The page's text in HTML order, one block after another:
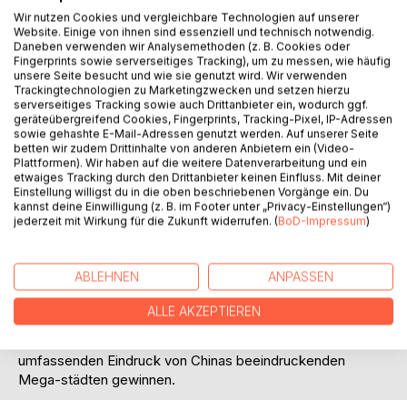
miteinander verbindet.
Während unserer zweiwöchigen Reise durch China werden
wir die faszinierenden Metropolen Shanghai, Nanjing und
Chongqing erkunden. Jede dieser Städte beeindruckt mit
ihrer einzigartigen Mischung aus jahrtausendealter
Geschichte, moderner Architektur und pulsierendem
Großstadtleben. In Shanghai erwarten uns spektakuläre
Wolkenkratzer, die berühmte Uferpromenade Bund und ein
internationales Flair. Nanjing begeistert mit bedeutenden
historischen Sehens-würdigkeiten, prächtigen Tempeln und
seiner wichtigen Rolle in der chinesischen Geschichte.
fasziniert durch ihre außergewöhnliche Lage inmitten von
Bergen, ihre beeindruckende Skyline und ihr lebendiges
Stadtleben. Während unseres Aufenthalts werden wir die
wichtigsten Sehenswürdigkeiten besichtigen, die Kultur und
umfassenden Eindruck von Chinas beeindruckenden
Mega-städten gewinnen.
Wir nutzen Cookies und vergleichbare Technologien auf unserer
Website. Einige von ihnen sind essenziell und technisch notwendig.
Daneben verwenden wir Analysemethoden (z. B. Cookies oder
Fingerprints sowie serverseitiges Tracking), um zu messen, wie häufig
unsere Seite besucht und wie sie genutzt wird. Wir verwenden
Trackingtechnologien zu Marketingzwecken und setzen hierzu
serverseitiges Tracking sowie auch Drittanbieter ein, wodurch ggf.
geräteübergreifend Cookies, Fingerprints, Tracking-Pixel, IP-Adressen
sowie gehashte E-Mail-Adressen genutzt werden. Auf unserer Seite
betten wir zudem Drittinhalte von anderen Anbietern ein (Video-
Plattformen). Wir haben auf die weitere Datenverarbeitung und ein
etwaiges Tracking durch den Drittanbieter keinen Einfluss. Mit deiner
Einstellung willigst du in die oben beschriebenen Vorgänge ein. Du
kannst deine Einwilligung (z. B. im Footer unter „Privacy-Einstellungen“)
jederzeit mit Wirkung für die Zukunft widerrufen. (BoD-Impressum)
ABLEHNEN ANPASSEN
ALLE AKZEPTIEREN